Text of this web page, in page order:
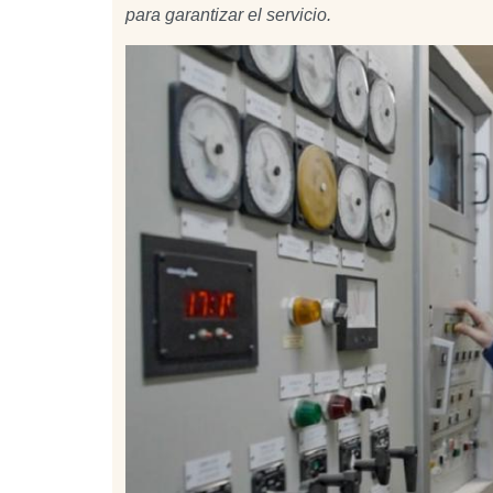
para garantizar el servicio.